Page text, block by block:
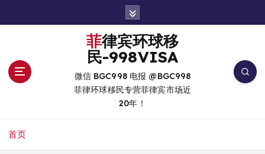
菲律宾环球移
民-998VISA
微信 BGC998 电报 @BGC998
菲律环球移民专营菲律宾市场近
20年！
首页